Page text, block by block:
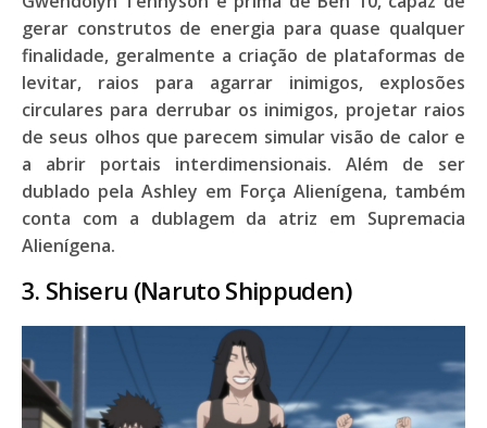
gerar construtos de energia para quase qualquer
finalidade, geralmente a criação de plataformas de
levitar, raios para agarrar inimigos, explosões
circulares para derrubar os inimigos, projetar raios
de seus olhos que parecem simular visão de calor e
a abrir portais interdimensionais. Além de ser
dublado pela Ashley em Força Alienígena, também
conta com a dublagem da atriz em Supremacia
Alienígena.
3. Shiseru (Naruto Shippuden)